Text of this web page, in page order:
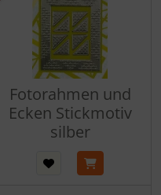
Fotorahmen und
Ecken Stickmotiv
silber